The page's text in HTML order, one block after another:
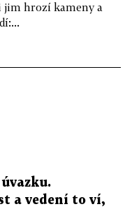
jim hrozí kameny a
a vedení to ví,